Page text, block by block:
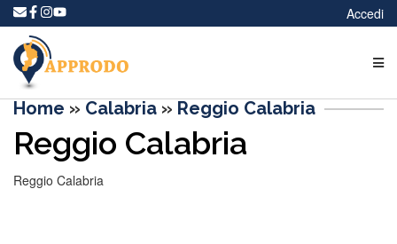
Accedi
Home » Calabria » Reggio Calabria
Reggio Calabria
Reggio Calabria